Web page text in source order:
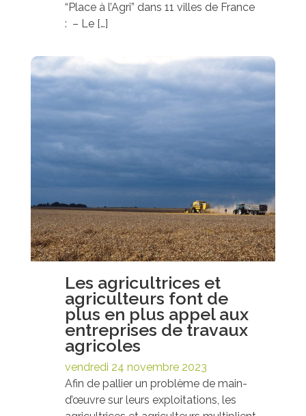
“Place à l’Agri” dans 11 villes de France
: – Le […]
Les agricultrices et
agriculteurs font de
plus en plus appel aux
entreprises de travaux
agricoles
vendredi 24 novembre 2023
Afin de pallier un problème de main-
d’œuvre sur leurs exploitations, les